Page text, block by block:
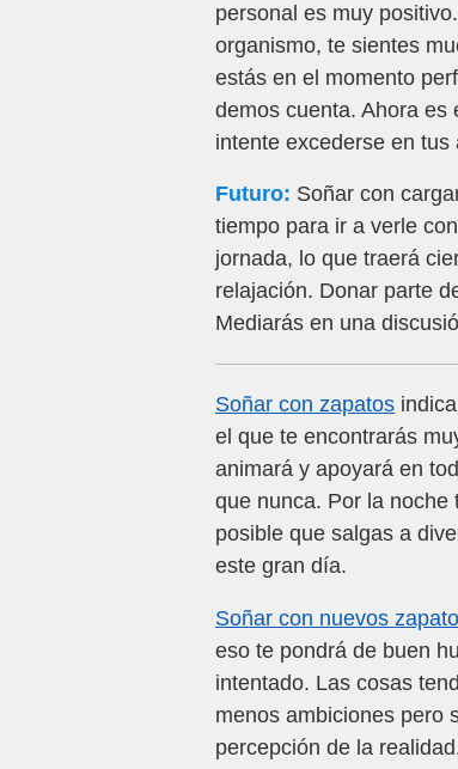
personal es muy
organismo, te sientes
estás en el momento
demos cuenta. Ahora es
intente excederse en tus
Futuro: Soñar con
tiempo para ir a verle
jornada, lo que traerá
relajación. Donar parte
Mediarás en una
Soñar con zapatos
el que te encontrarás
animará y apoyará en
que nunca. Por la noche
posible que salgas a
este gran día.
Soñar con nuevos
eso te pondrá de buen
intentado. Las cosas
menos ambiciones pero
percepción de la